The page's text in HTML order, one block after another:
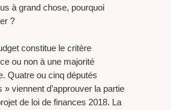
à grand chose, pourquoi
?
constitue le critère
ou non à une majorité
Quatre ou cinq députés
» viennent d’approuver la partie
de loi de finances 2018. La